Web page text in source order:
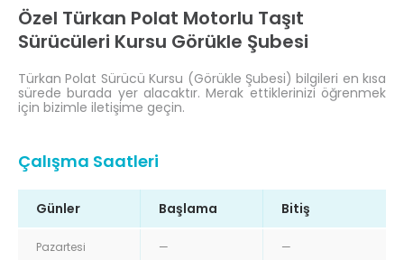
Özel Türkan Polat Motorlu Taşıt
Sürücüleri Kursu Görükle Şubesi
Türkan Polat Sürücü Kursu (Görükle Şubesi) bilgileri en kısa
sürede burada yer alacaktır. Merak ettiklerinizi öğrenmek
için bizimle iletişime geçin.
Çalışma Saatleri
Günler Başlama Bitiş
Pazartesi — —